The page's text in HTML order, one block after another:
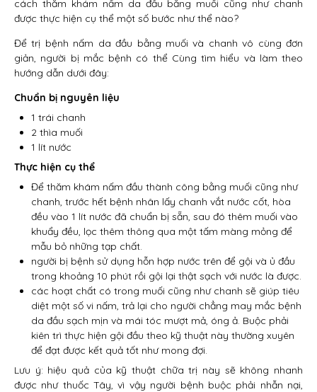
cách thăm khám nấm da đầu bằng muối cũng như chanh
được thực hiện cụ thể một số bước như thể nào?
Để trị bệnh nấm da đầu bằng muối và chanh vô cùng đơn
giản, người bị mắc bệnh có thể Cùng tìm hiểu và làm theo
hướng dẫn dưới đây:
Chuẩn bị nguyên liệu
1 trái chanh
2 thìa muối
1 lít nước
Thực hiện cụ thể
Để thăm khám nấm đầu thành công bằng muối cũng như
chanh, trước hết bệnh nhân lấy chanh vắt nước cốt, hòa
đều vào 1 lít nước đã chuẩn bị sẵn, sau đó thêm muối vào
khuẩy đều, lọc thêm thông qua một tấm màng mỏng để
mẫu bỏ những tạp chất.
người bị bệnh sử dụng hỗn hợp nước trên để gội và ủ đầu
trong khoảng 10 phút rồi gội lại thật sạch với nước là được.
các hoạt chất có trong muối cũng như chanh sẽ giúp tiêu
diệt một số vi nấm, trả lại cho người chẳng may mắc bệnh
da đầu sạch mịn và mái tóc mượt mả, óng ả. Buộc phải
kiên trì thực hiện gội đầu theo kỹ thuật này thường xuyên
để đạt được kết quả tốt như mong đợi.
Lưu ý: hiệu quả của kỹ thuật chữa trị này sẽ không nhanh
được như thuốc Tây, vì vậy người bệnh buộc phải nhẫn nại,